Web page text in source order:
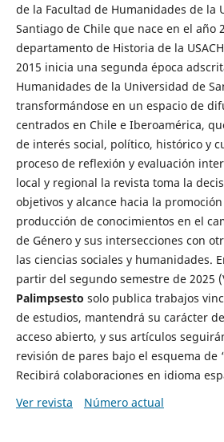
de la Facultad de Humanidades de la
Santiago de Chile que nace en el año
departamento de Historia de la
2015 inicia una segunda época
Humanidades de la Universidad de
transformándose en un espacio de
centrados en Chile e Iberoamérica,
de interés social, político, histórico y
proceso de reflexión y evaluación
local y regional la revista toma la
objetivos y alcance hacia la
producción de conocimientos en el
de Género y sus intersecciones con
las ciencias sociales y humanidades.
partir del segundo semestre de 2025
Palimpsesto solo publica trabajos
de estudios, mantendrá su carácter
acceso abierto, y sus artículos
revisión de pares bajo el esquema de
Recibirá colaboraciones en idioma
Ver revista
Número actual